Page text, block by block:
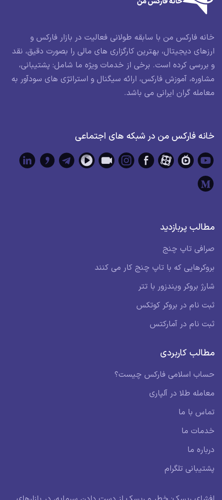
خانه فارکس من با سابقه طولانی فعالیت در بازار فارکس و
ارزهای دیجیتال، بهترین کارگزاری های مالی را بصورت دقیق، نقد
و بررسی کرده است. برخی از خدمات ویژه ما شامل: پشتیبانی،
مشاوره، آموزش فارکس، ارائه سیگنال و استراتژی های سودآور به
معامله گران ایرانی می باشد.
خانه فارکس من در شبکه های اجتماعی
مطالب پربازدید
صرافی تاپ چنج
بروکرهایی که با تاپ چنج کار می کنند
شارژ بروکر ویندزور با تتر
ثبت نام در بروکر کوتکس
ثبت نام در آمارکتس
مطالب کاربردی
حساب اسلامی فارکس چیست؟
معامله طلا در آلپاری
تماس با ما
خدمات ما
درباره ما
پشتیبانی تلگرام